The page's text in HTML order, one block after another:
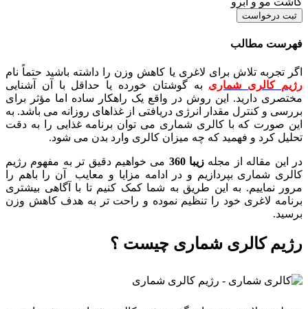
ثبت درخواست
فهرست مطالب
اگر تجربه تلاش برای لاغری یا کاهش وزن را داشته باشید حتماً نام
رژیم کالری شماری به گوشتان خورده یا حداقل با آن آشنایی
مختصری دارید. این روش در واقع یک راهکار ساده اما مؤثر برای
بررسی و کنترل مقدار انرژی دریافتی از غذاهای روزانه می باشد. به
این صورت که با کالری شماری می توان برنامه غذایی را به دقت
تحلیل کرد و فهمید که چه میزان کالری وارد بدن می شود.
در این مقاله از مجله زیبا 360
می خواهیم دقیق تر به مفهوم رژیم
کالری شماری بپردازیم و در ادامه مزایا و معایب آن را باهم را
مرور نماییم. به این طریق به شما کمک کنیم تا با آگاهی بیشتری
برنامه لاغری خود را تنظیم نموده و راحت تر به هدف کاهش وزن
برسید.
رژیم کالری شماری چیست ؟